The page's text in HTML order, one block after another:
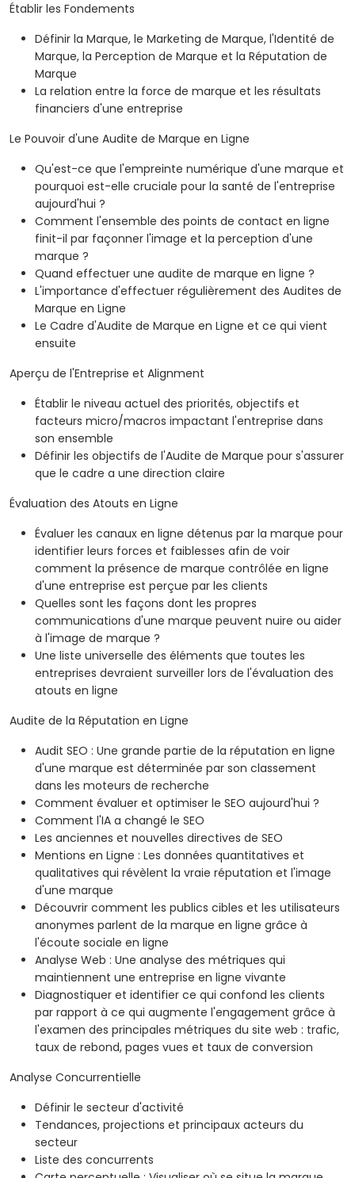
Établir les Fondements
Définir la Marque, le Marketing de Marque, l'Identité de
Marque, la Perception de Marque et la Réputation de
Marque
La relation entre la force de marque et les résultats
financiers d'une entreprise
Le Pouvoir d'une Audite de Marque en Ligne
Qu'est-ce que l'empreinte numérique d'une marque et
pourquoi est-elle cruciale pour la santé de l'entreprise
aujourd'hui ?
Comment l'ensemble des points de contact en ligne
finit-il par façonner l'image et la perception d'une
marque ?
Quand effectuer une audite de marque en ligne ?
L'importance d'effectuer régulièrement des Audites de
Marque en Ligne
Le Cadre d'Audite de Marque en Ligne et ce qui vient
ensuite
Aperçu de l'Entreprise et Alignment
Établir le niveau actuel des priorités, objectifs et
facteurs micro/macros impactant l'entreprise dans
son ensemble
Définir les objectifs de l'Audite de Marque pour s'assurer
que le cadre a une direction claire
Évaluation des Atouts en Ligne
Évaluer les canaux en ligne détenus par la marque pour
identifier leurs forces et faiblesses afin de voir
comment la présence de marque contrôlée en ligne
d'une entreprise est perçue par les clients
Quelles sont les façons dont les propres
communications d'une marque peuvent nuire ou aider
à l'image de marque ?
Une liste universelle des éléments que toutes les
entreprises devraient surveiller lors de l'évaluation des
atouts en ligne
Audite de la Réputation en Ligne
Audit SEO : Une grande partie de la réputation en ligne
d'une marque est déterminée par son classement
dans les moteurs de recherche
Comment évaluer et optimiser le SEO aujourd'hui ?
Comment l'IA a changé le SEO
Les anciennes et nouvelles directives de SEO
Mentions en Ligne : Les données quantitatives et
qualitatives qui révèlent la vraie réputation et l'image
d'une marque
Découvrir comment les publics cibles et les utilisateurs
anonymes parlent de la marque en ligne grâce à
l'écoute sociale en ligne
Analyse Web : Une analyse des métriques qui
maintiennent une entreprise en ligne vivante
Diagnostiquer et identifier ce qui confond les clients
par rapport à ce qui augmente l'engagement grâce à
l'examen des principales métriques du site web : trafic,
taux de rebond, pages vues et taux de conversion
Analyse Concurrentielle
Définir le secteur d'activité
Tendances, projections et principaux acteurs du
secteur
Liste des concurrents